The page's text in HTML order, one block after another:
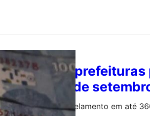
a União:
até 9 de
2026 permite parcelamento em até